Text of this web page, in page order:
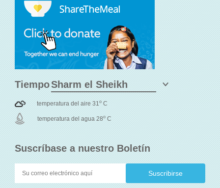
Suscríbase a nuestro Boletín
Tiempo
temperatura del aire 31 o C
temperatura del agua 28o C